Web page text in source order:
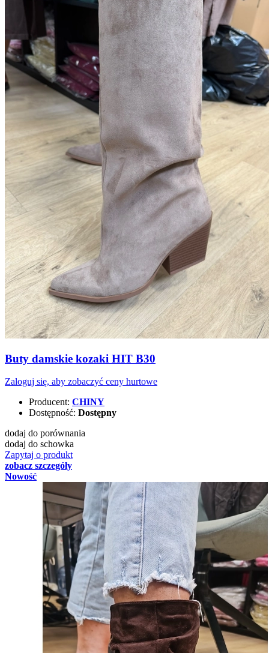
Buty damskie kozaki HIT B30
Zaloguj się, aby zobaczyć ceny hurtowe
Producent: CHINY
Dostępność: Dostępny
dodaj do porównania
dodaj do schowka
Zapytaj o produkt
zobacz szczegóły
Nowość